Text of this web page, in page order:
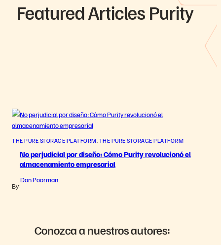
Featured Articles Purity
THE PURE STORAGE PLATFORM, THE PURE STORAGE PLATFORM
No perjudicial por diseño: Cómo Purity revolucionó el
almacenamiento empresarial
By:
Don Poorman
Conozca a nuestros autores: